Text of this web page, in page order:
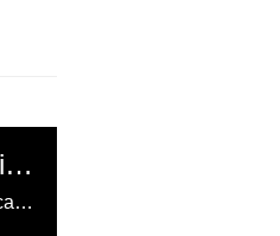
¿Está conforme Pinto con la actualidad de la Selección Nacional de Honduras?
El técnico de la selección de Honduras, Jorge Luis Pinto, se refirió a la convocatoria de Carlo Costly.